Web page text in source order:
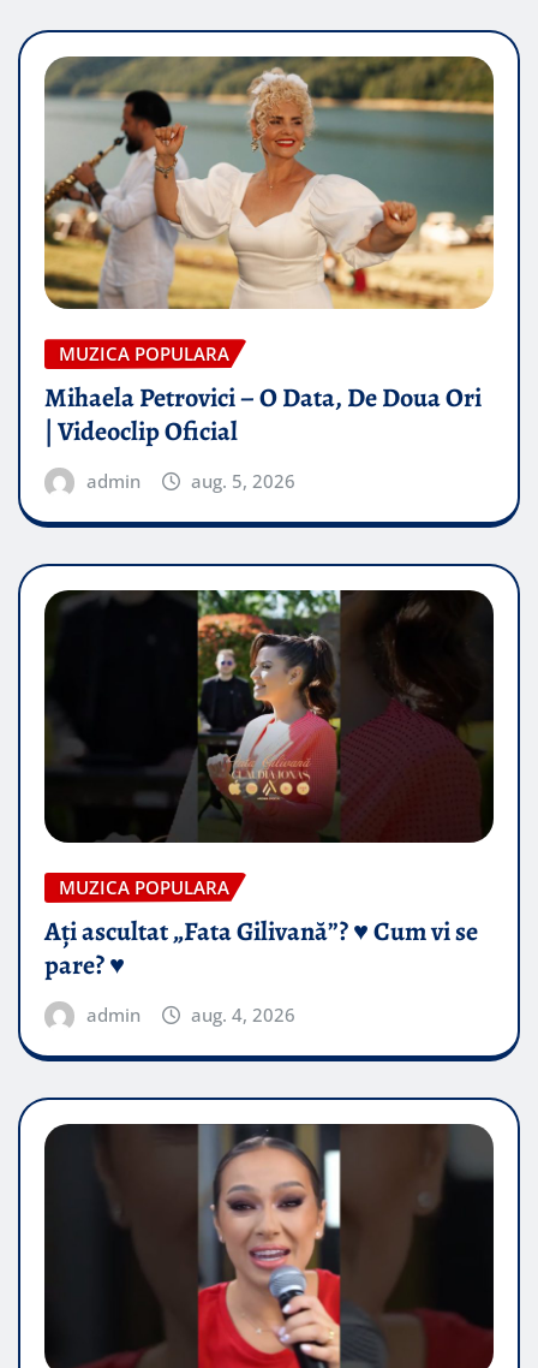
MUZICA POPULARA
Mihaela Petrovici – O Data, De Doua Ori
| Videoclip Oficial
admin aug. 5, 2026
MUZICA POPULARA
Ați ascultat „Fata Gilivană”? ♥️ Cum vi se
pare? ♥️
admin aug. 4, 2026